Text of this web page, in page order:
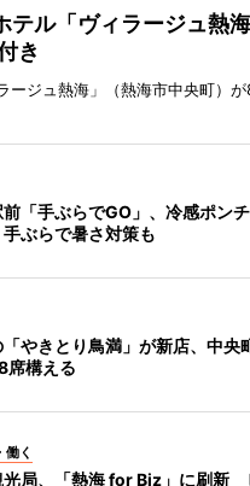
テル「ヴィラージュ熱
き
ージュ熱海」（熱海市中央町）が
「手ぶらでGO」、冷感ポン
ぶらで暑さ対策も
「やきとり鳥満」が新店、中
席構える
働く
光局、「熱海 for Biz」に刷新